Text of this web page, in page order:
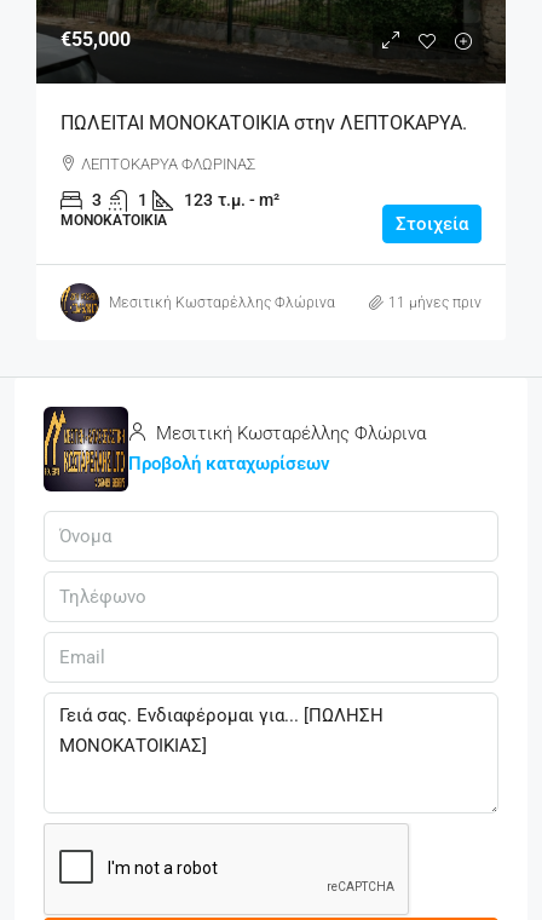
€55,000
ΠΩΛΕΙΤΑΙ ΜΟΝΟΚΑΤΟΙΚΙΑ στην ΛΕΠΤΟΚΑΡΥΑ.
ΛΕΠΤΟΚΑΡΥΑ ΦΛΩΡΙΝΑΣ
3 1 123 τ.μ. - m²
ΜΟΝΟΚΑΤΟΙΚΊΑ Στοιχεία
Μεσιτική Κωσταρέλλης Φλώρινα 11 μήνες πριν
Μεσιτική Κωσταρέλλης Φλώρινα
Προβολή καταχωρίσεων